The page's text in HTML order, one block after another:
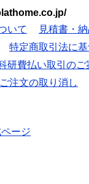
いて
見積書・
特定商取引法に
研費払い取引のご
ご注文の取り消し
ージ